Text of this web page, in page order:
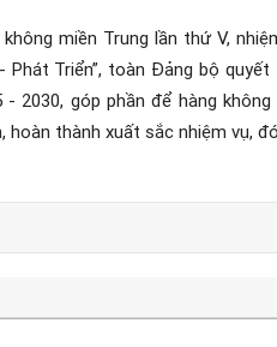
miền Trung lần thứ V,
Triển”, toàn Đảng bộ
- 2030, góp phần để hàng
thành xuất sắc nhiệm vụ,